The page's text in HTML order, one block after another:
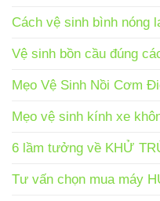
Cách vệ sinh bình nóng
Vệ sinh bồn cầu đúng
Mẹo Vệ Sinh Nồi Cơm
Mẹo vệ sinh kính xe
6 lầm tưởng về KHỬ
Tư vấn chọn mua máy